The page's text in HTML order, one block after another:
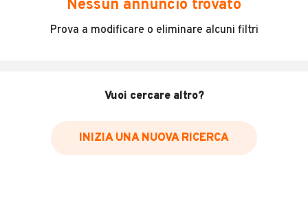
Incidenti in cui è stato coinvolto il veicolo
Data e luogo delle revisioni effettuate
Inserisci il numero di targa per verificare la disponibilità
Nessun annuncio trovato
Prova a modificare o eliminare alcuni filtri
Vuoi cercare altro?
INIZIA UNA NUOVA RICERCA